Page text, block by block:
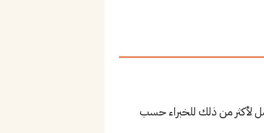
ريال للمستوى المتوسط، وقد يصل لأكثر من ذلك للخبراء حسب